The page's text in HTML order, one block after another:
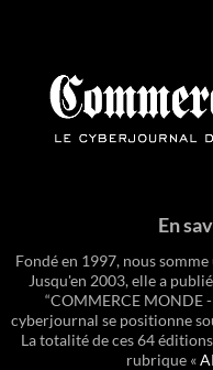
En
Fondé en 1997, nous
Jusqu'en 2003, elle a
“COMMERCE MONDE
cyberjournal se positionne
La totalité de ces 64
rubrique «